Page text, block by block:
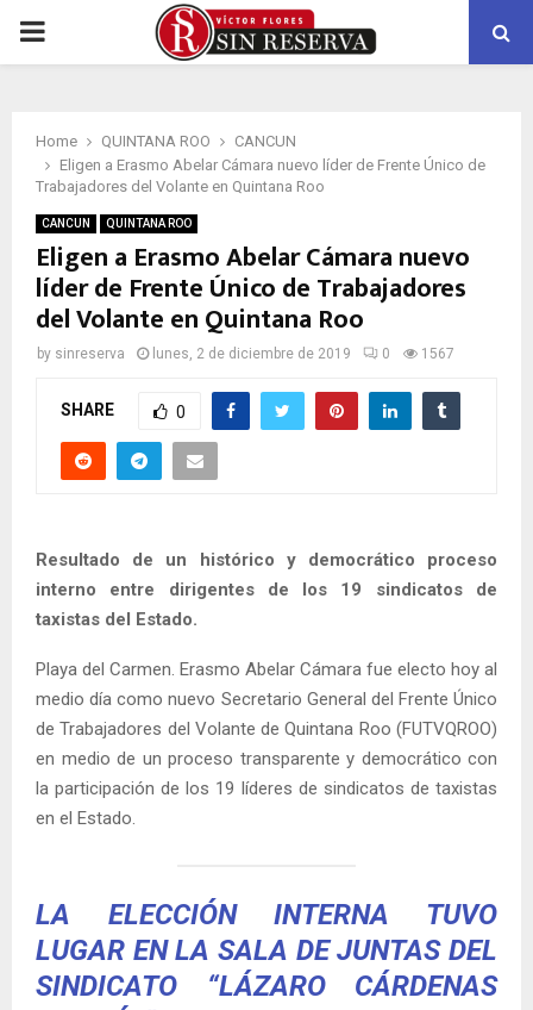
PRIMARY
Home QUINTANA ROO
CANCUN
Eligen a Erasmo Abelar Cámara nuevo líder de Frente Único de
Trabajadores del Volante en Quintana Roo
CANCUN QUINTANA ROO
Eligen a Erasmo Abelar Cámara nuevo
líder de Frente Único de Trabajadores
del Volante en Quintana Roo
by sinreserva lunes, 2 de diciembre de 2019 0 1567
SHARE 0
Resultado de un histórico y democrático proceso
interno entre dirigentes de los 19 sindicatos de
taxistas del Estado.
Playa del Carmen. Erasmo Abelar Cámara fue electo hoy al
medio día como nuevo Secretario General del Frente Único
de Trabajadores del Volante de Quintana Roo (FUTVQROO)
en medio de un proceso transparente y democrático con
la participación de los 19 líderes de sindicatos de taxistas
en el Estado.
LA ELECCIÓN INTERNA TUVO
LUGAR EN LA SALA DE JUNTAS DEL
SINDICATO “LÁZARO CÁRDENAS